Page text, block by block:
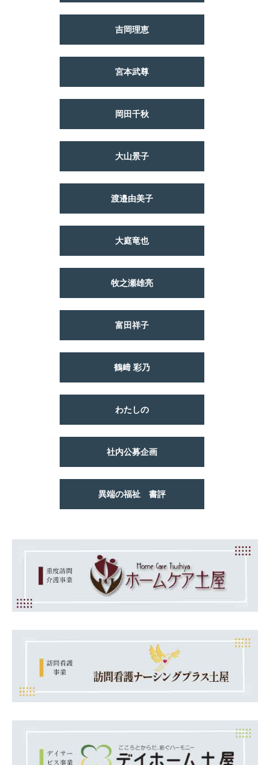
吉岡理恵
宮本武尊
岡田千秋
大山景子
渡邉由美子
大庭竜也
牧之瀬雄亮
富田祥子
鶴﨑 彩乃
わたしの
社内公募企画
異端の福祉 書評